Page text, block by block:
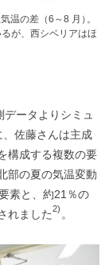
温の差（6～8 月 ） 。
が、西シベリアはほ
ータよりシミュ
佐藤さんは主成
構成する複数の要
部の夏の気温変動
素と、約21％の
れました2) 。